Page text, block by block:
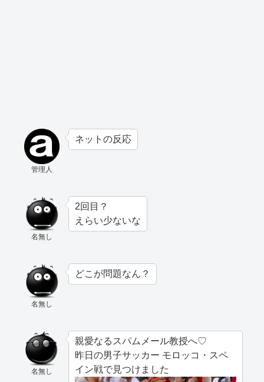
管理人
ネットの反応
名無し
2回目？
えらい少ないな
名無し
どこが問題なん？
名無し
親愛なるスパムメール教授へ♡
昨日の男子サッカー モロッコ・スペ
イン戦で見つけました